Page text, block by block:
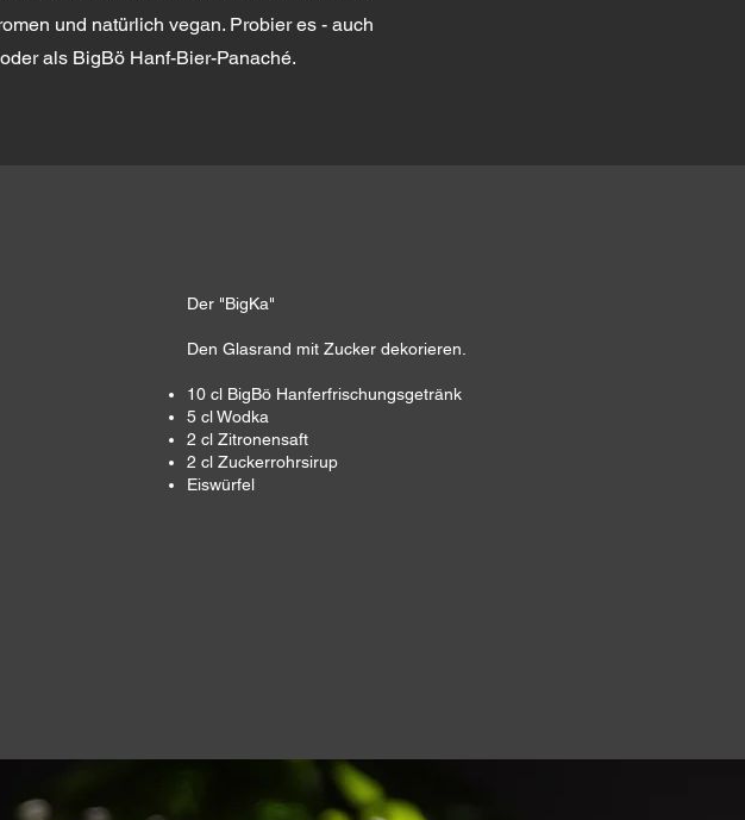
und natürlich vegan. Probier es - auch
als BigBö Hanf-Bier-Panaché.
​Der "BigKa"
Den Glasrand mit Zucker dekorieren.
10 cl BigBö Hanferfrischungsgetränk
5 cl Wodka
2 cl Zitronensaft
2 cl Zuckerrohrsirup
Eiswürfel